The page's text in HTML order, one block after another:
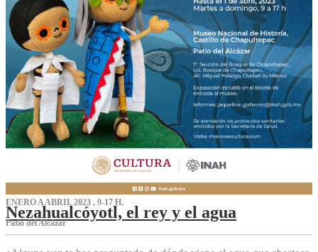
ENERO A ABRIL 2023 , 9-17 H.
Nezahualcóyotl, el rey y el agua
Patio del Alcázar